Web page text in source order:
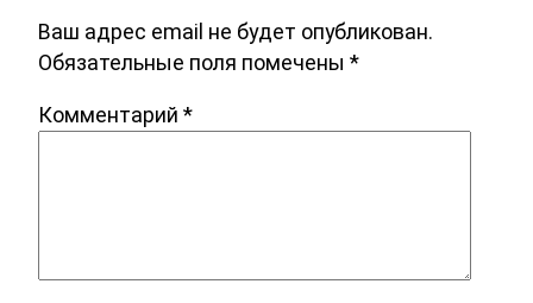
Ваш адрес email не будет опубликован.
Обязательные поля помечены *
Комментарий *